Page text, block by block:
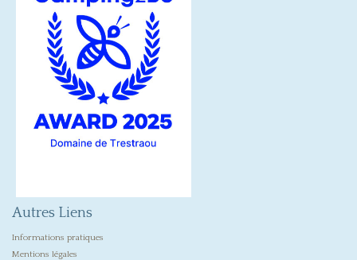
Autres Liens
Informations pratiques
Mentions légales